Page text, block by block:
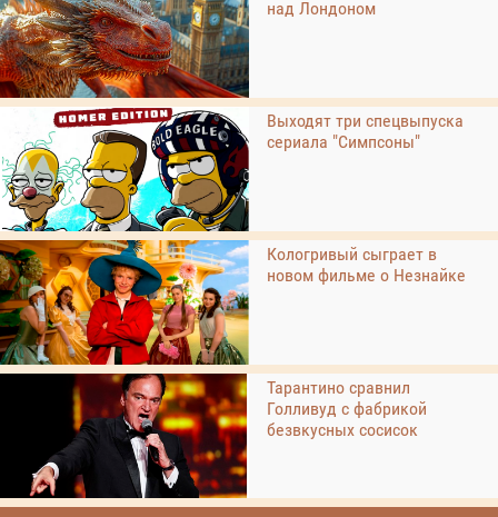
над Лондоном
Выходят три спецвыпуска
сериала "Симпсоны"
Кологривый сыграет в
новом фильме о Незнайке
Тарантино сравнил
Голливуд с фабрикой
безвкусных сосисок